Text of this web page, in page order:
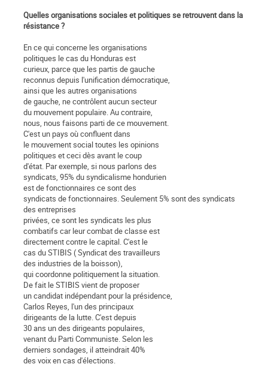
Quelles organisations sociales et politiques se retrouvent dans la
résistance ?
En ce qui concerne les organisations
politiques le cas du Honduras est
curieux, parce que les partis de gauche
reconnus depuis l'unification démocratique,
ainsi que les autres organisations
de gauche, ne contrôlent aucun secteur
du mouvement populaire. Au contraire,
nous, nous faisons parti de ce mouvement.
C'est un pays où confluent dans
le mouvement social toutes les opinions
politiques et ceci dès avant le coup
d'état. Par exemple, si nous parlons des
syndicats, 95% du syndicalisme hondurien
est de fonctionnaires ce sont des
syndicats de fonctionnaires. Seulement 5% sont des syndicats
des entreprises
privées, ce sont les syndicats les plus
combatifs car leur combat de classe est
directement contre le capital. C'est le
cas du STIBIS ( Syndicat des travailleurs
des industries de la boisson),
qui coordonne politiquement la situation.
De fait le STIBIS vient de proposer
un candidat indépendant pour la présidence,
Carlos Reyes, l'un des principaux
dirigeants de la lutte. C'est depuis
30 ans un des dirigeants populaires,
venant du Parti Communiste. Selon les
derniers sondages, il atteindrait 40%
des voix en cas d'élections.